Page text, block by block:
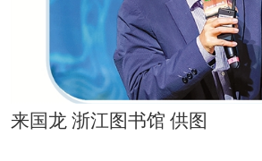
来国龙 浙江图书馆 供图